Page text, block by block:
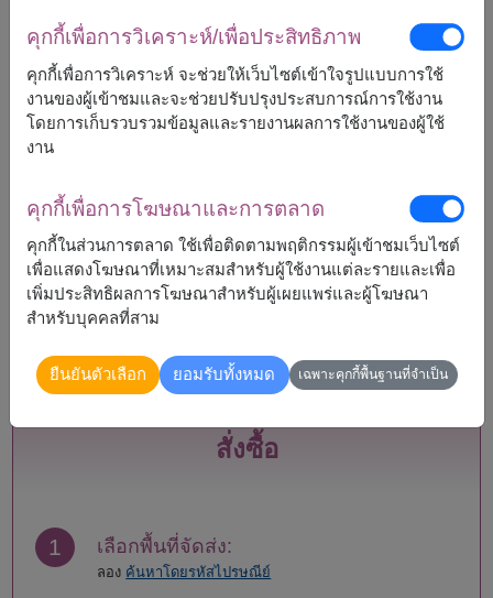
หมายเหตุ:
เล็กน้อย ขึ้นอยู่กับฤดูกาลและพื้นที่จัดส่ง
ราคาเปลี่ยนแปลงตามพื้นที่จัดส่ง
จัดส่งได้
กระบี่
กรุงเทพ
กาญจนบุรี
กาฬสินธุ์
ขอนแก่น
เชียงราย
เชียงใหม่
ตรัง
แพร่
ภูเก็ต
มหาสารคาม
ยโสธร
ร้อยเอ็ด
สั่งซื้อ
1 เลือกพื้นที่จัดส่ง:
ลอง ค้นหาโดยรหัสไปรษณีย์
คุกกี้เพื่อการวิเคราะห์/เพื่อประสิทธิภาพ
คุกกี้เพื่อการวิเคราะห์ จะช่วยให้เว็บไซต์เข้าใจรูปแบบการใช้
งานของผู้เข้าชมและจะช่วยปรับปรุงประสบการณ์การใช้งาน
โดยการเก็บรวบรวมข้อมูลและรายงานผลการใช้งานของผู้ใช้
งาน
คุกกี้เพื่อการโฆษณาและการตลาด
คุกกี้ในส่วนการตลาด ใช้เพื่อติดตามพฤติกรรมผู้เข้าชมเว็บไซต์
เพื่อแสดงโฆษณาที่เหมาะสมสำหรับผู้ใช้งานแต่ละรายและเพื่อ
เพิ่มประสิทธิผลการโฆษณาสำหรับผู้เผยแพร่และผู้โฆษณา
สำหรับบุคคลที่สาม
ยืนยันตัวเลือก ยอมรับทั้งหมด เฉพาะคุกกี้พื้นฐานที่จำเป็น